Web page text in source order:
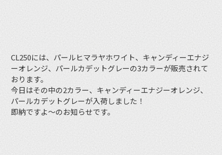
CL250には、パールヒマラヤホワイト、キャンディーエナジ
ーオレンジ、パールカデットグレーの3カラーが販売されて
おります。
今日はその中の2カラー、キャンディーエナジーオレンジ、
パールカデットグレーが入荷しました！
即納ですよ〜のお知らせです。